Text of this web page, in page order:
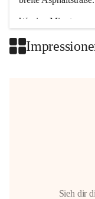
Wenige Minuten
Sieh dir